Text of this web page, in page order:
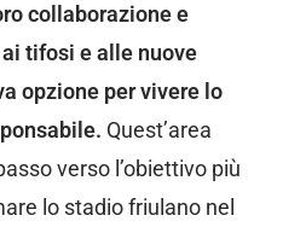
collaborazione e
ai tifosi e alle nuove
opzione per vivere lo
Quest’area
verso l’obiettivo più
lo stadio friulano nel